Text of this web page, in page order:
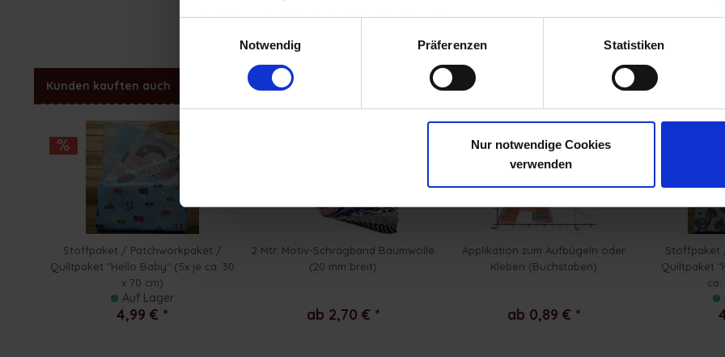
(zur Nutzung der Webseite benötigten) Cookies zulassen.
Impressum|Datenschutzerklärung
Notwendig
Präferenzen Statistiken
Nur notwendige Cookies
verwenden
Kunden kauften auch Kunden haben sich ebenfalls angesehen
Stoffpaket / Patchworkpaket /
Quiltpaket "Hello Baby" (5x je ca. 30
x 70 cm)
Auf Lager
4,99 € *
2 Mtr. Motiv-Schrägband Baumwolle
(20 mm breit)
ab 2,70 € *
Applikation zum Aufbügeln oder
Kleben (Buchstaben)
ab 0,89 € *
Stoffpaket
Quiltpaket
ca.